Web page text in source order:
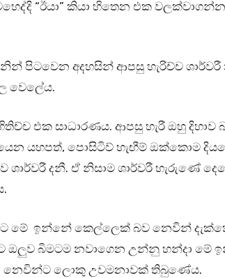
“ඊයා” කියා හිතෙන එක වලක්වාගන්න
පිටවෙන අදහසින් ආපසු හැරිච්ච
වෙලේය.
එක සාධාරණය. ආපසු හැරී ඔහු දිහාව
යහපත්, පොසිටිව් හැඟීම් ඔක්කොම
ශාර්වරී දනී. ඒ නිසාම ශාර්වරී හැරුණේ
මේ ඉන්නේ කෙල්ලෙක් බව නෙවින්
බිමටම නවාගෙන උන්නු හන්දා මේ
නෙවින්ට ලොකු උවමනාවක් තිබුණේය.